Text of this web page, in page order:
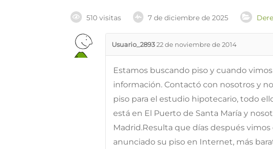
510 visitas 7 de diciembre de 2025
Usuario_289322 de noviembre de 2014
Estamos buscando piso y cuando
información. Contactó con nosotros y
piso para el estudio hipotecario, todo
está en El Puerto de Santa María y
Madrid.Resulta que días después
anunciado su piso en Internet, más